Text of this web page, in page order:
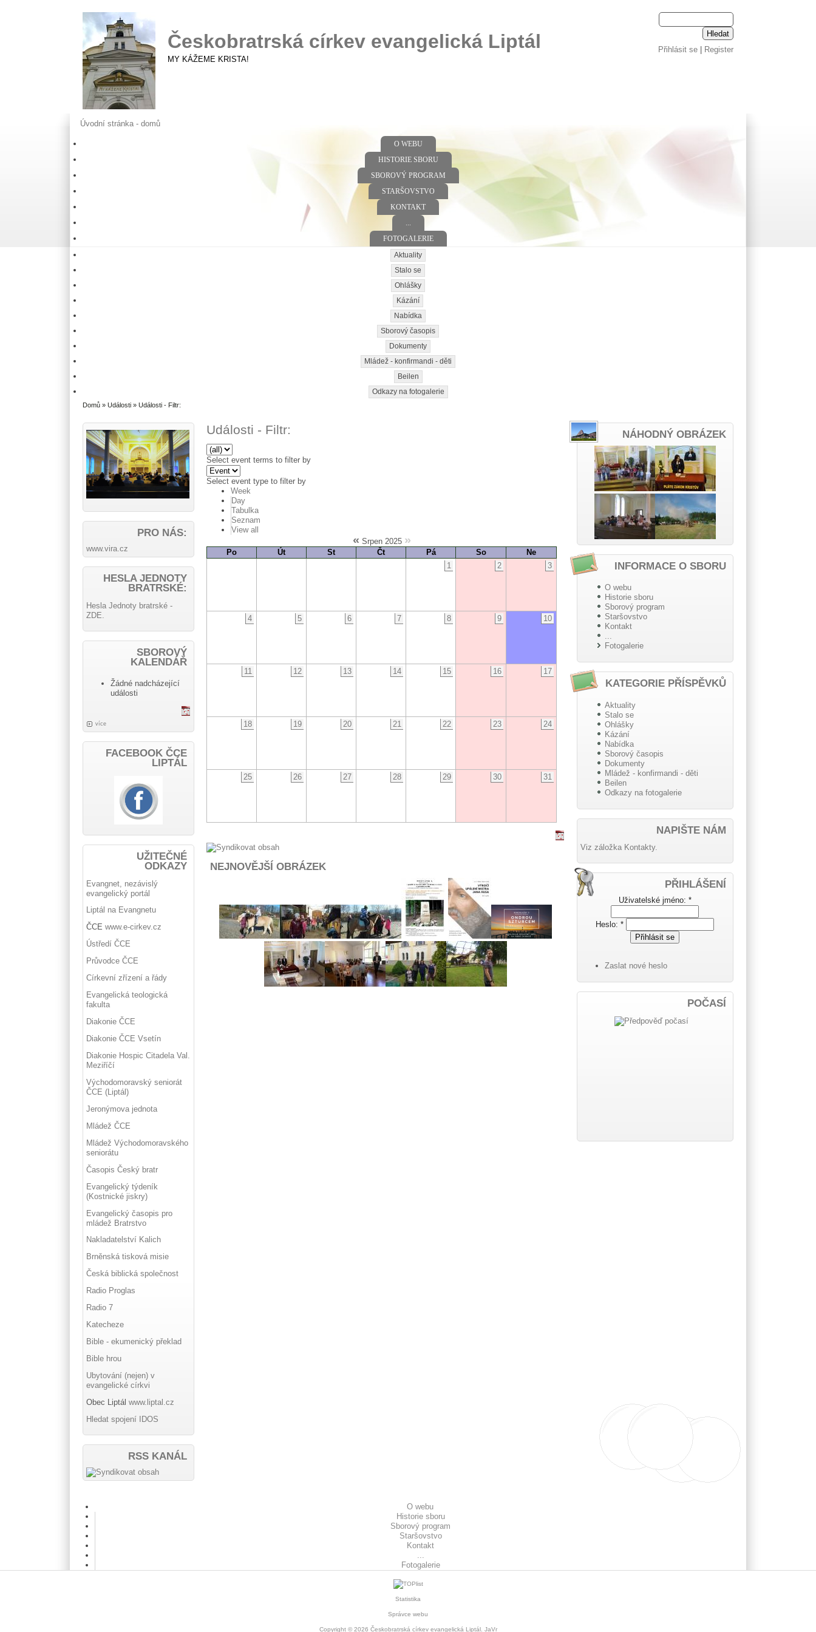
Přihlásit se| Register
Českobratrská církev evangelická Liptál
MY KÁŽEME KRISTA!
Úvodní stránka - domů
O WEBU
HISTORIE SBORU
SBOROVÝ PROGRAM
STARŠOVSTVO
KONTAKT
FOTOGALERIE
Aktuality
Stalo se
Ohlášky
Kázání
Nabídka
Sborový časopis
Dokumenty
Mládež - konfirmandi - děti
Beilen
Odkazy na fotogalerie
Domů »Události » Události - Filtr:
Události - Filtr:
Select event terms to filter by
Select event type to filter by
Week
Day
Tabulka
Seznam
View all
« Srpen 2025 »
Po Út St Čt Pá So
Ne
1
2 3
4 5 6 7 8 9 10
11 12 13 14 15 16 17
18 19 20 21 22 23 24
25 26 27 28 29 30 31
NEJNOVĚJŠÍ OBRÁZEK
PRO NÁS:
www.vira.cz
HESLA JEDNOTY
BRATRSKÉ:
Hesla Jednoty bratrské -
ZDE.
SBOROVÝ
KALENDÁŘ
Žádné nadcházející
události
více
FACEBOOK ČCE
LIPTÁL
UŽITEČNÉ
ODKAZY
Evangnet, nezávislý
evangelický portál
Liptál na Evangnetu
ČCEwww.e-cirkev.cz
Ústředí ČCE
Průvodce ČCE
Církevní zřízení a řády
Evangelická teologická
fakulta
Diakonie ČCE
Diakonie ČCE Vsetín
Diakonie Hospic Citadela Val.
Meziříčí
Východomoravský seniorát
ČCE (Liptál)
Jeronýmova jednota
Mládež ČCE
Mládež Východomoravského
seniorátu
Časopis Český bratr
Evangelický týdeník
(Kostnické jiskry)
Evangelický časopis pro
mládež Bratrstvo
Nakladatelství Kalich
Brněnská tisková misie
Česká biblická společnost
Radio Proglas
Radio 7
Katecheze
Bible - ekumenický překlad
Bible hrou
Ubytování (nejen) v
evangelické církvi
Obec Liptálwww.liptal.cz
Hledat spojení IDOS
RSS KANÁL
NÁHODNÝ OBRÁZEK
INFORMACE O SBORU
O webu
Historie sboru
Sborový program
Staršovstvo
Kontakt
Fotogalerie
KATEGORIE PŘÍSPĚVKŮ
Aktuality
Stalo se
Ohlášky
Kázání
Nabídka
Sborový časopis
Dokumenty
Mládež - konfirmandi - děti
Beilen
Odkazy na fotogalerie
NAPIŠTE NÁM
Viz záložka Kontakty.
PŘIHLÁŠENÍ
Uživatelské jméno: *
Heslo:*
Zaslat nové heslo
POČASÍ
O webu
Historie sboru
Sborový program
Staršovstvo
Kontakt
Fotogalerie
Statistika
Správce webu
Copyright © 2026 Českobratrská církev evangelická Liptál. JaVr